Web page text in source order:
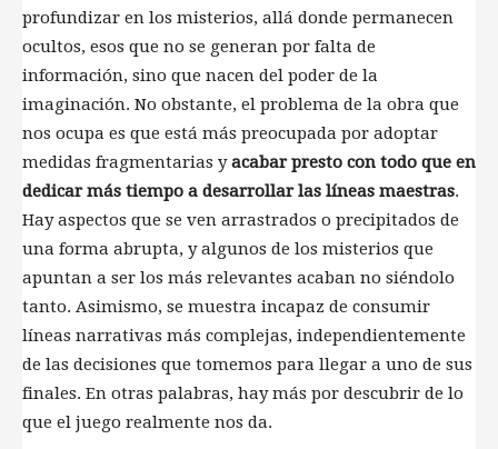
profundizar en los misterios, allá donde permanecen
ocultos, esos que no se generan por falta de
información, sino que nacen del poder de la
imaginación. No obstante, el problema de la obra que
nos ocupa es que está más preocupada por adoptar
medidas fragmentarias yacabar presto con todo que en
dedicar más tiempo a desarrollar las líneas maestras.
Hay aspectos que se ven arrastrados o precipitados de
una forma abrupta, y algunos de los misterios que
apuntan a ser los más relevantes acaban no siéndolo
tanto. Asimismo, se muestra incapaz de consumir
líneas narrativas más complejas, independientemente
de las decisiones que tomemos para llegar a uno de sus
finales. En otras palabras, hay más por descubrir de lo
que el juego realmente nos da.